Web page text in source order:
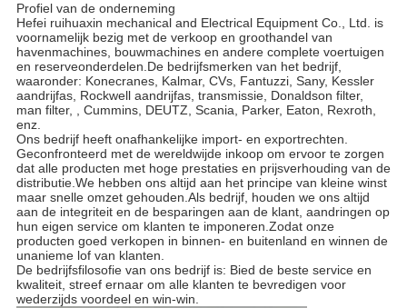
Profiel van de onderneming
Hefei ruihuaxin mechanical and Electrical Equipment Co., Ltd. is
voornamelijk bezig met de verkoop en groothandel van
havenmachines, bouwmachines en andere complete voertuigen
en reserveonderdelen.De bedrijfsmerken van het bedrijf,
waaronder: Konecranes, Kalmar, CVs, Fantuzzi, Sany, Kessler
aandrijfas, Rockwell aandrijfas, transmissie, Donaldson filter,
man filter, , Cummins, DEUTZ, Scania, Parker, Eaton, Rexroth,
enz.
Ons bedrijf heeft onafhankelijke import- en exportrechten.
Geconfronteerd met de wereldwijde inkoop om ervoor te zorgen
dat alle producten met hoge prestaties en prijsverhouding van de
distributie.We hebben ons altijd aan het principe van kleine winst
maar snelle omzet gehouden.Als bedrijf, houden we ons altijd
aan de integriteit en de besparingen aan de klant, aandringen op
hun eigen service om klanten te imponeren.Zodat onze
producten goed verkopen in binnen- en buitenland en winnen de
unanieme lof van klanten.
De bedrijfsfilosofie van ons bedrijf is: Bied de beste service en
kwaliteit, streef ernaar om alle klanten te bevredigen voor
wederzijds voordeel en win-win.